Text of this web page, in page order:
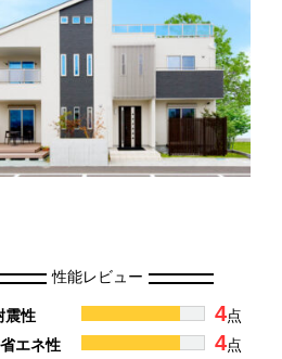
性能レビュー
震性 4点
エネ性
4点